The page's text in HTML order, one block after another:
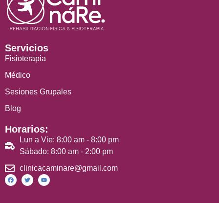
Servicios
Fisioterapia
Médico
Sesiones Grupales
Blog
Horarios:
Lun a Vie: 8:00 am - 8:00 pm
Sábado: 8:00 am - 2:00 pm
clinicacaminare@gmail.com